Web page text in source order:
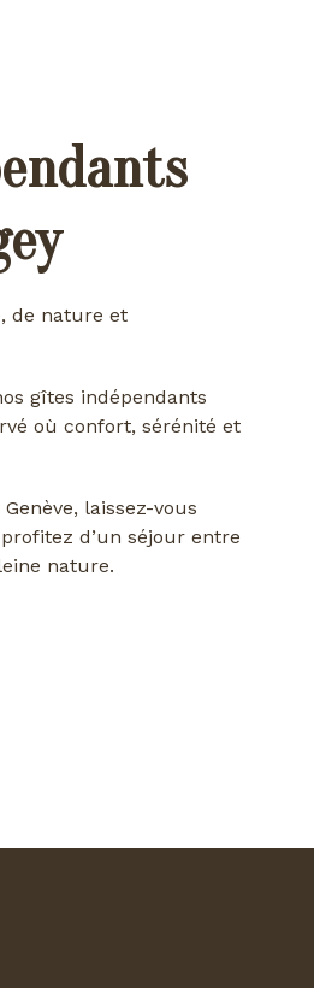
de nature et
gîtes indépendants
où confort, sérénité et
laissez-vous
d’un séjour entre
nature.